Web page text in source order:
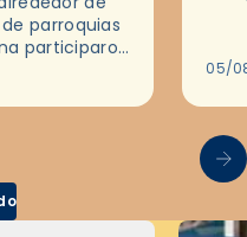
parroquias
participaron
organizadas
05/